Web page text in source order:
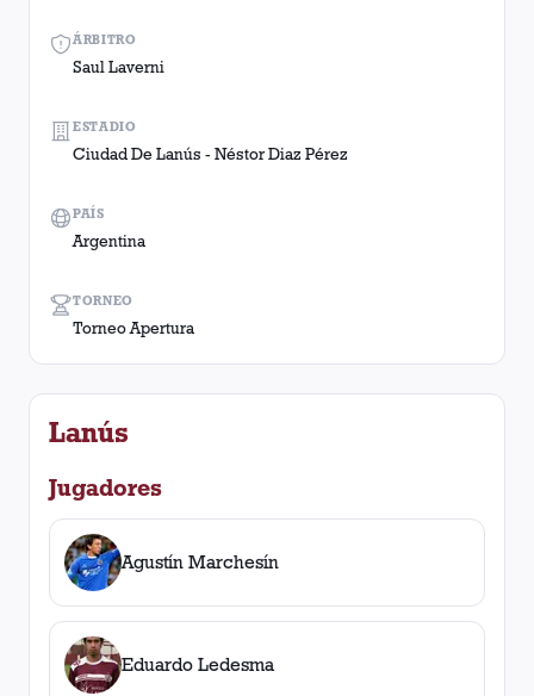
ÁRBITRO
Saul Laverni
TORNEO
Torneo Apertura
ESTADIO
Ciudad De Lanús - Néstor Diaz Pérez
PAÍS
Argentina
Lanús
Jugadores
Agustín Marchesín
Eduardo Ledesma